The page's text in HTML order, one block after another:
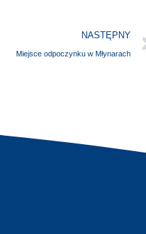
NASTĘPNY
Miejsce odpoczynku w Młynarach